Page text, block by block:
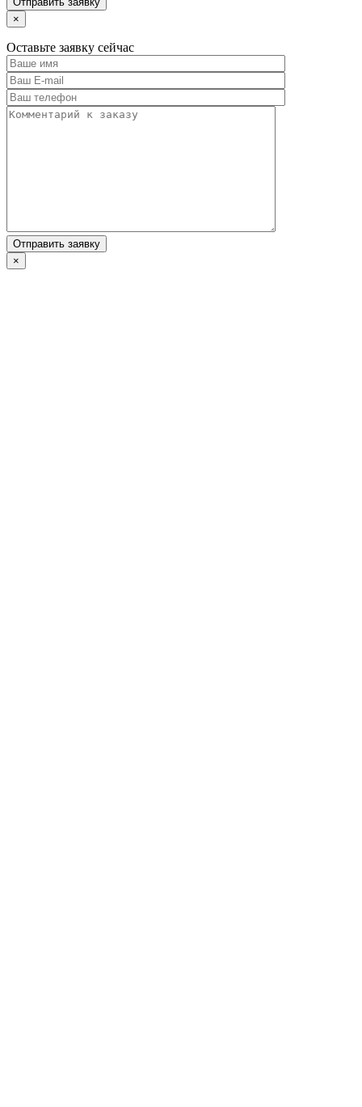
×
Оставьте заявку сейчас
×